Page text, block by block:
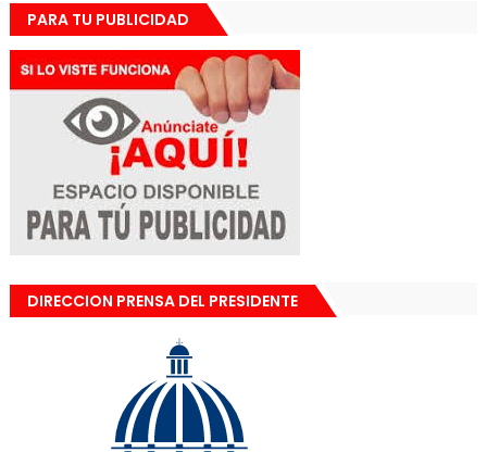
PARA TU PUBLICIDAD
DIRECCION PRENSA DEL PRESIDENTE